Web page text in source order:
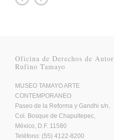
Oficina de Derechos de Autor
Rufino Tamayo
MUSEO TAMAYO ARTE
CONTEMPORANEO
Paseo de la Reforma y Gandhi s/n,
Col. Bosque de Chapultepec,
México, D.F. 11580
Teléfono: (55) 4122-8200